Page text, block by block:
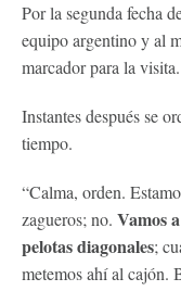
Por la segunda fecha
equipo argentino y al
marcador para la visita.
Instantes después se
tiempo.
“Calma, orden.
zagueros; no. Vamos
pelotas diagonales;
metemos ahí al cajón.